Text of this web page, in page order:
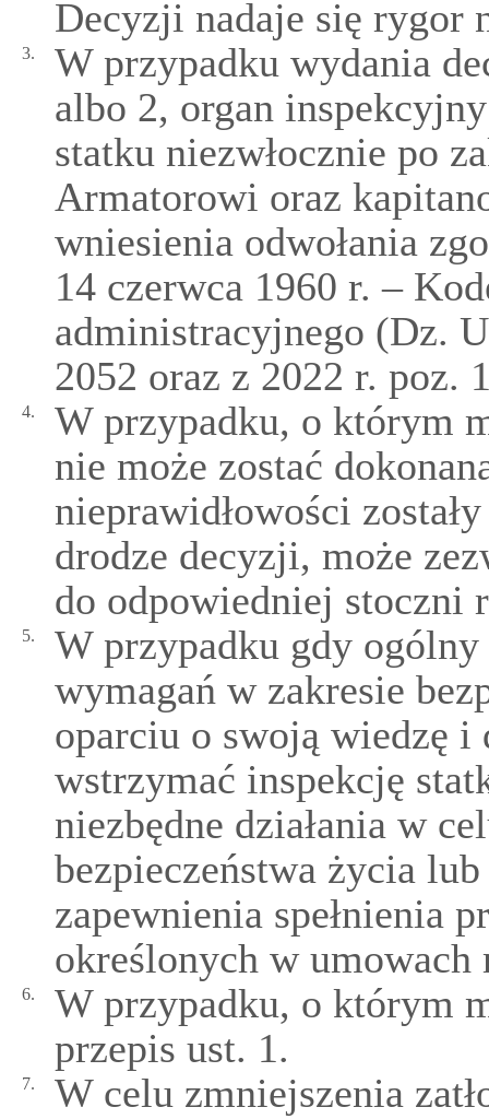
Decyzji nadaje się rygor
3.
W przypadku wydania
albo 2, organ
statku niezwłocznie po
Armatorowi oraz
wniesienia odwołania
14 czerwca 1960 r. –
administracyjnego (Dz.
2052 oraz z 2022 r. poz.
4.
W przypadku, o którym
nie może zostać
nieprawidłowości
drodze decyzji, może
do odpowiedniej stoczni
5.
W przypadku gdy ogólny
wymagań w zakresie
oparciu o swoją wiedzę i
wstrzymać inspekcję
niezbędne działania w
bezpieczeństwa życia
zapewnienia spełnienia
określonych w
6.
W przypadku, o którym
przepis ust. 1.
7.
W celu zmniejszenia